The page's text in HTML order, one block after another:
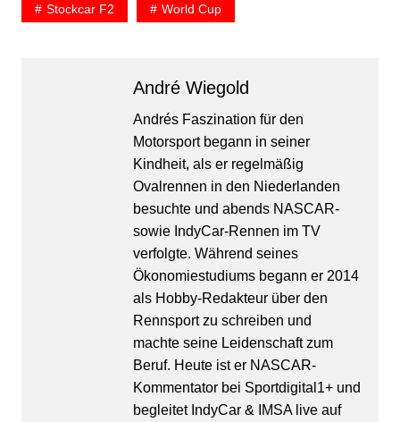
Stockcar F2 World Cup
André Wiegold
Andrés Faszination für den
Motorsport begann in seiner
Kindheit, als er regelmäßig
Ovalrennen in den Niederlanden
besuchte und abends NASCAR-
sowie IndyCar-Rennen im TV
verfolgte. Während seines
Ökonomiestudiums begann er 2014
als Hobby-Redakteur über den
Rennsport zu schreiben und
machte seine Leidenschaft zum
Beruf. Heute ist er NASCAR-
Kommentator bei Sportdigital1+ und
begleitet IndyCar & IMSA live auf